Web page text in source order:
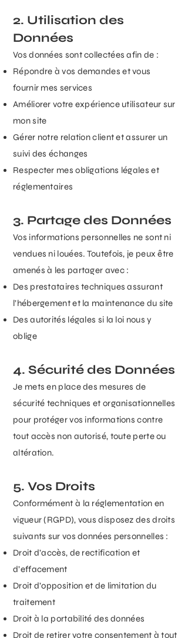
2. Utilisation des
Données
Vos données sont collectées afin de :
Répondre à vos demandes et vous
fournir mes services
Améliorer votre expérience utilisateur sur
mon site
Gérer notre relation client et assurer un
suivi des échanges
Respecter mes obligations légales et
réglementaires
3. Partage des Données
Vos informations personnelles ne sont ni
vendues ni louées. Toutefois, je peux être
amenés à les partager avec :
Des prestataires techniques assurant
l’hébergement et la maintenance du site
Des autorités légales si la loi nous y
oblige
4. Sécurité des Données
Je mets en place des mesures de
sécurité techniques et organisationnelles
pour protéger vos informations contre
tout accès non autorisé, toute perte ou
altération.
5. Vos Droits
Conformément à la réglementation en
vigueur (RGPD), vous disposez des droits
suivants sur vos données personnelles :
Droit d’accès, de rectification et
d’effacement
Droit d’opposition et de limitation du
traitement
Droit à la portabilité des données
Droit de retirer votre consentement à tout